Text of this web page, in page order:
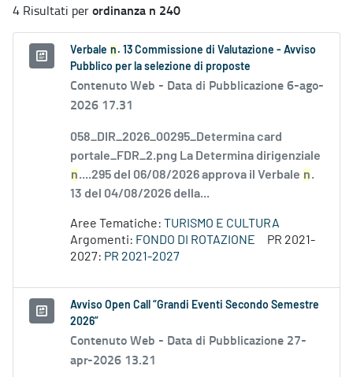
4 Risultati perordinanza n 240
Verbale n . 13 Commissione di Valutazione - Avviso
Pubblico per la selezione di proposte
Contenuto Web - Data di Pubblicazione 6-ago-
2026 17.31
058_DIR_2026_00295_Determina card
portale_FDR_2.png La Determina dirigenziale
n....295 del 06/08/2026 approva il Verbale n.
13 del 04/08/2026 della...
Aree Tematiche: TURISMO E CULTURA
Argomenti: FONDO DI ROTAZIONE
PR 2021-
2027: PR 2021-2027
Avviso Open Call “Grandi Eventi Secondo Semestre
2026”
Contenuto Web - Data di Pubblicazione 27-
apr-2026 13.21